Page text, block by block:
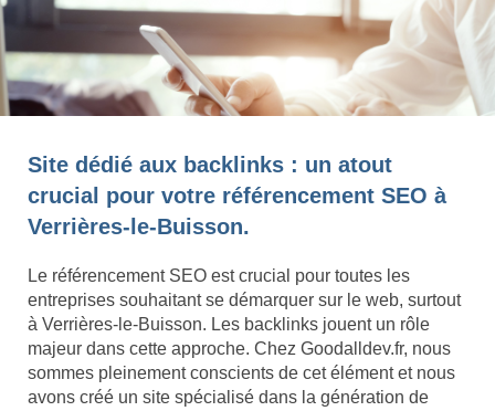
Site dédié aux backlinks : un atout
crucial pour votre référencement SEO à
Verrières-le-Buisson.
Le référencement SEO est crucial pour toutes les
entreprises souhaitant se démarquer sur le web, surtout
à Verrières-le-Buisson. Les backlinks jouent un rôle
majeur dans cette approche. Chez Goodalldev.fr, nous
sommes pleinement conscients de cet élément et nous
avons créé un site spécialisé dans la génération de